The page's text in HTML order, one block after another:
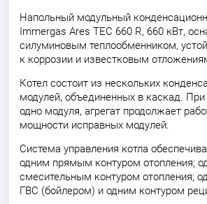
Напольный модульный
Immergas Ares TEC 660 R, 660 кВт,
силуминовым теплообменником,
к коррозии и известковым
Котел состоит из нескольких
модулей, объединенных в каскад.
одно модуля, агрегат продолжает
мощности исправных модулей.
Система управления котла
одним прямым контуром отопления;
смесительным контуром отопления;
ГВС (бойлером) и одним контуром